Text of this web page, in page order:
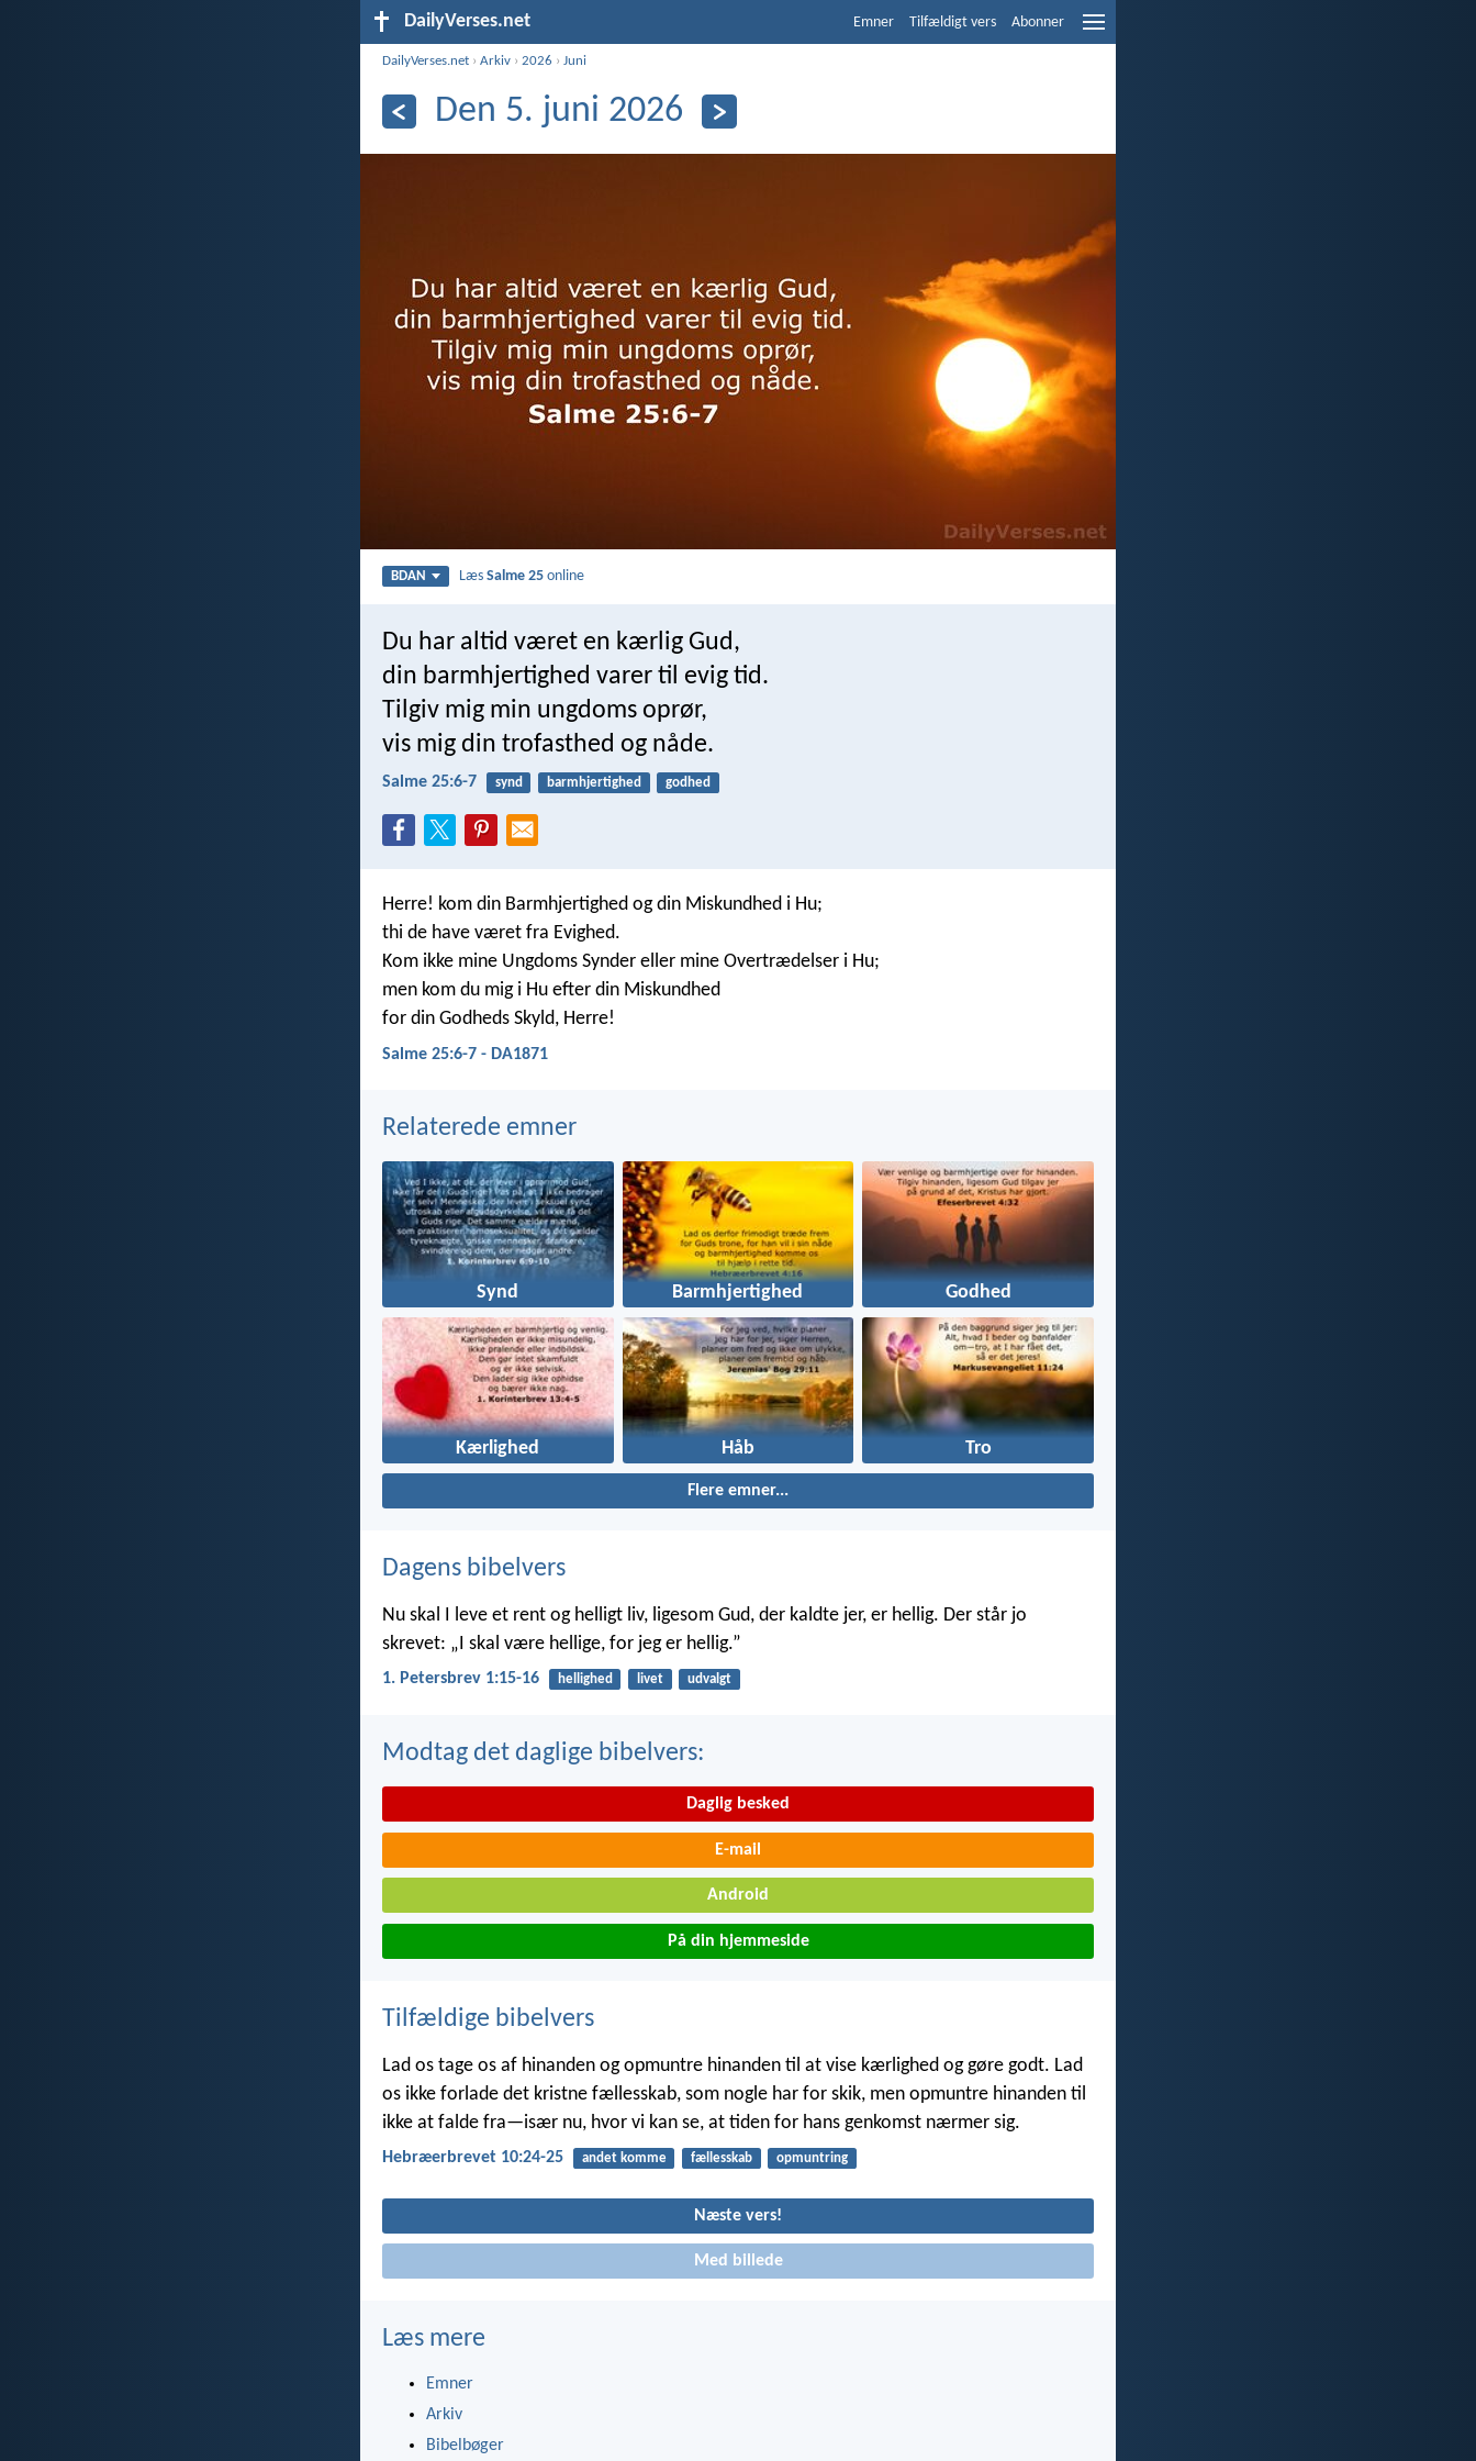
DailyVerses.net Emner Tilfældigt vers Abonner
DailyVerses.net ›Arkiv ›2026 ›Juni
Den 5. juni 2026
BDAN LæsSalme 25 online
Du har altid været en kærlig Gud,
din barmhjertighed varer til evig tid.
Tilgiv mig min ungdoms oprør,
vis mig din trofasthed og nåde.
Salme 25:6-7 synd barmhjertighed godhed
Herre! kom din Barmhjertighed og din Miskundhed i Hu;
thi de have været fra Evighed.
Kom ikke mine Ungdoms Synder eller mine Overtrædelser i Hu;
men kom du mig i Hu efter din Miskundhed
for din Godheds Skyld, Herre!
Salme 25:6-7 - DA1871
Relaterede emner
Synd Barmhjertighed Godhed
Kærlighed Håb Tro
Flere emner...
Dagens bibelvers
Nu skal I leve et rent og helligt liv, ligesom Gud, der kaldte jer, er hellig. Der står jo
skrevet: „I skal være hellige, for jeg er hellig.”
1. Petersbrev 1:15-16 hellighed livet udvalgt
Modtag det daglige bibelvers:
Daglig besked
E-mail
Android
På din hjemmeside
Tilfældige bibelvers
Lad os tage os af hinanden og opmuntre hinanden til at vise kærlighed og gøre godt. Lad
os ikke forlade det kristne fællesskab, som nogle har for skik, men opmuntre hinanden til
ikke at falde fra—især nu, hvor vi kan se, at tiden for hans genkomst nærmer sig.
Hebræerbrevet 10:24-25 andet komme fællesskab opmuntring
Næste vers!
Med billede
Læs mere
Emner
Arkiv
Bibelbøger